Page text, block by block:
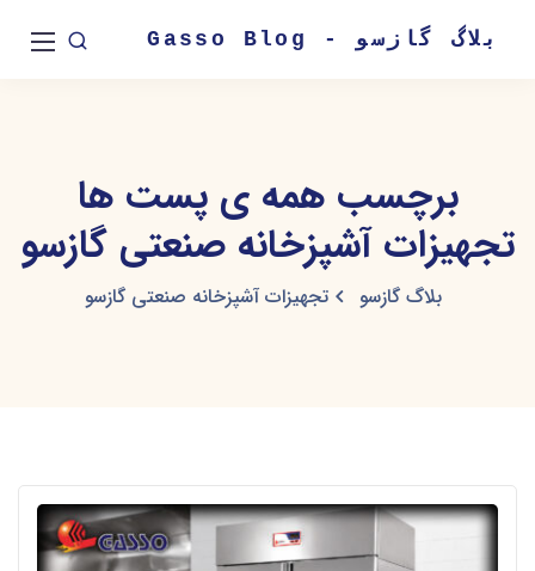
بلاگ گازسو - Gasso Blog
برچسب همه ی پست ها
تجهیزات آشپزخانه صنعتی گازسو
بلاگ گازسو تجهیزات آشپزخانه صنعتی گازسو